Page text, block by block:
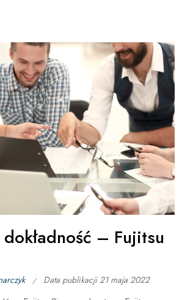
– Fujitsu
Data publikacji21 maja 2022